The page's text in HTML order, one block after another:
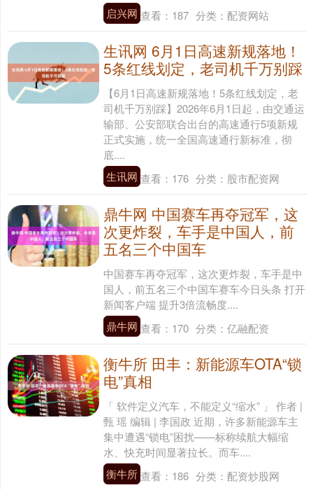
启兴网 查看： 187 分类： 配资网站
生讯网 6月1日高速新规落地！
5条红线划定，老司机千万别踩
【6月1日高速新规落地！5条红线划定，老
司机千万别踩】2026年6月1日起，由交通运
输部、公安部联合出台的高速通行5项新规
正式实施，统一全国高速通行新标准，彻
底....
生讯网 查看： 176 分类： 股市配资网
鼎牛网 中国赛车再夺冠军，这
次更炸裂，车手是中国人，前
五名三个中国车
中国赛车再夺冠军，这次更炸裂，车手是中
国人，前五名三个中国车赛车今日头条 打开
新闻客户端 提升3倍流畅度....
鼎牛网 查看： 170 分类： 亿融配资
衡牛所 田丰：新能源车OTA“锁
电”真相
「 软件定义汽车，不能定义“缩水” 」 作者 |
甄 瑶 编辑 | 李国政 近期，许多新能源车主
集中遭遇“锁电”困扰——标称续航大幅缩
水、快充时间显著拉长。而车....
衡牛所查看： 186 分类： 配资炒股网